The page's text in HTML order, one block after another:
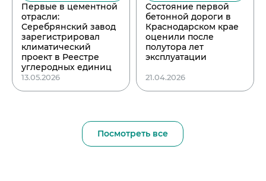
Первые в цементной
отрасли:
Серебрянский завод
зарегистрировал
климатический
проект в Реестре
углеродных единиц
13.05.2026
Состояние первой
бетонной дороги в
Краснодарском крае
оценили после
полутора лет
эксплуатации
21.04.2026
Посмотреть все